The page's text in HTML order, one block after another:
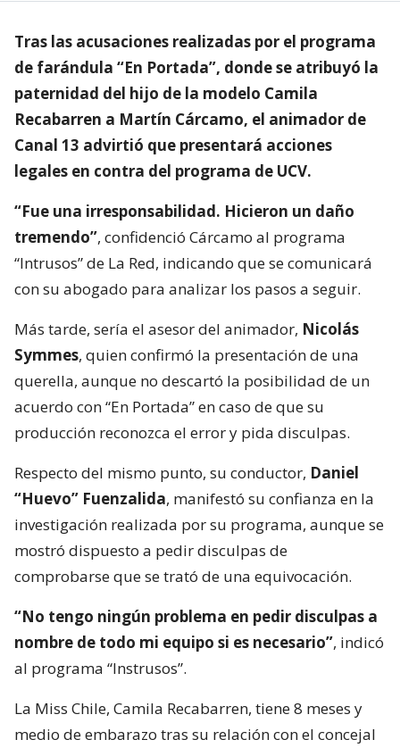
Tras las acusaciones realizadas por el programa
de farándula “En Portada”, donde se atribuyó la
paternidad del hijo de la modelo Camila
Recabarren a Martín Cárcamo, el animador de
Canal 13 advirtió que presentará acciones
legales en contra del programa de UCV.
“Fue una irresponsabilidad. Hicieron un daño
tremendo”, confidenció Cárcamo al programa
“Intrusos” de La Red, indicando que se comunicará
con su abogado para analizar los pasos a seguir.
Más tarde, sería el asesor del animador, Nicolás
Symmes, quien confirmó la presentación de una
querella, aunque no descartó la posibilidad de un
acuerdo con “En Portada” en caso de que su
producción reconozca el error y pida disculpas.
Respecto del mismo punto, su conductor, Daniel
“Huevo” Fuenzalida, manifestó su confianza en la
investigación realizada por su programa, aunque se
mostró dispuesto a pedir disculpas de
comprobarse que se trató de una equivocación.
“No tengo ningún problema en pedir disculpas a
nombre de todo mi equipo si es necesario”, indicó
al programa “Instrusos”.
La Miss Chile, Camila Recabarren, tiene 8 meses y
medio de embarazo tras su relación con el concejal